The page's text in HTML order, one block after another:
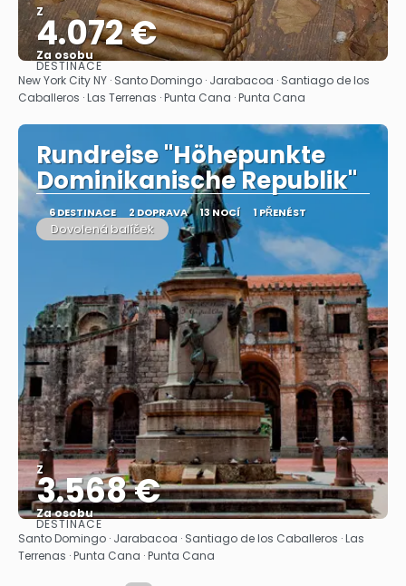
Z
4.072 €
Za osobu
Zobrazit
DESTINACE
New York City NY · Santo Domingo · Jarabacoa · Santiago de los
Caballeros · Las Terrenas · Punta Cana · Punta Cana
Rundreise "Höhepunkte
Dominikanische Republik"
6 DESTINACE 2 DOPRAVA 13 NOCÍ 1 PŘENÉST
Dovolená balíček
Z
3.568 €
Za osobu
Zobrazit
DESTINACE
Santo Domingo · Jarabacoa · Santiago de los Caballeros · Las
Terrenas · Punta Cana · Punta Cana